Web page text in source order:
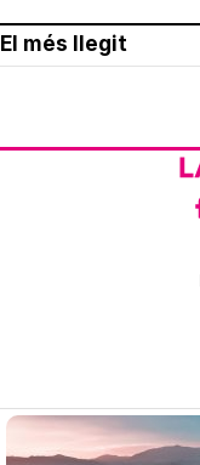
El més llegit